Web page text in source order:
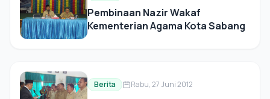
Pembinaan Nazir Wakaf
Kementerian Agama Kota Sabang
Berita Rabu, 27 Juni 2012